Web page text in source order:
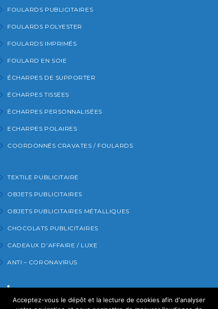
FOULARDS PUBLICITAIRES
FOULARDS POLYESTER
FOULARDS IMPRIMÉS
FOULARD EN SOIE
ÉCHARPES DE SUPPORTER
ÉCHARPES TISSÉES
ÉCHARPES PERSONNALISÉES
ECHARPES POLAIRES
COORDONNÉS CRAVATES / FOULARDS
TEXTILE PUBLICITAIRE
OBJETS PUBLICITAIRES
OBJETS PUBLICITAIRES MÉTALLIQUES
CHOCOLATS PUBLICITAIRES
CADEAUX D’AFFAIRE / LUXE
ANTI – CORONAVIRUS
RETROUVEZ-NOUS SUR LINKEDIN
Acceptez-vous le dépôt et la lecture de cookies afin d'analyser